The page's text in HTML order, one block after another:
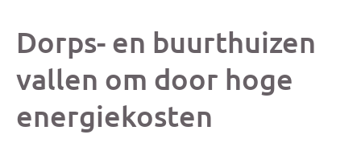
bericht
Dorps- en buurthuizen
vallen om door hoge
energiekosten